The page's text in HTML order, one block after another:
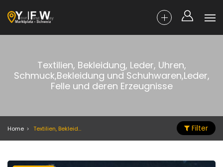
Textilien, Bekleidung, Leder, Uhren,
Schmuck,Bekleidung und Schuhwaren,Leder,
Felle und deren Erzeugnisse
Home Textilien, Bekleidung, Leder, Uhren, Schmuck,Bekleidung und Schuhwaren,Leder, Felle und deren Erzeugnisse Filter